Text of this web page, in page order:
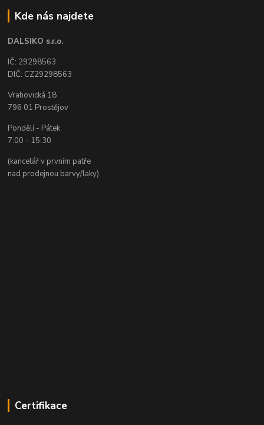
Kde nás najdete
DALSIKO s.r.o.
IČ: 29298563
DIČ: CZ29298563
Vrahovická 18
796 01 Prostějov
Pondělí - Pátek
7:00 - 15:30
(kancelář v prvním patře
nad prodejnou barvy/laky)
Certifikace